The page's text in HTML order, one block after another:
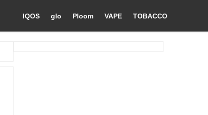
IQOS glo Ploom VAPE TOBACCO